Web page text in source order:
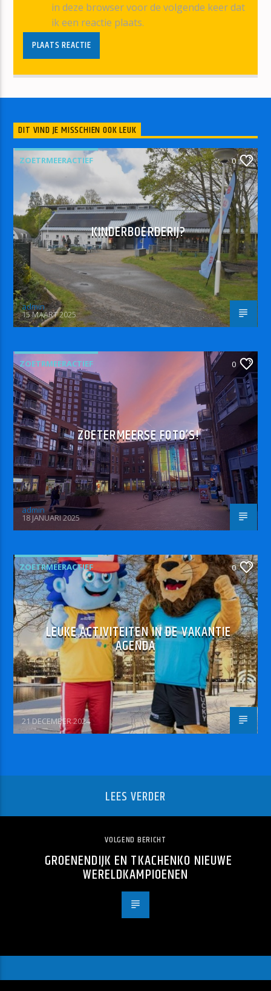
in deze browser voor de volgende keer dat
ik een reactie plaats.
DIT VIND JE MISSCHIEN OOK LEUK
ZOETRMEERACTIEF 0
KINDERBOERDERIJ?
admin
15 MAART 2025
ZOETRMEERACTIEF 0
ZOETERMEERSE FOTO’S!
admin
18 JANUARI 2025
ZOETRMEERACTIEF 0
LEUKE ACTIVITEITEN IN DE VAKANTIE
AGENDA
21 DECEMBER 2024
LEES VERDER
VOLGEND BERICHT
GROENENDIJK EN TKACHENKO NIEUWE
WERELDKAMPIOENEN